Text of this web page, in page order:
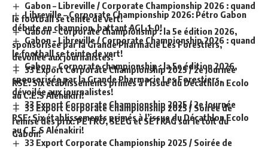
Gabon – Libreville / Corporate Championship 2026 : quand
le football se teinte de vert!
Gabon – Corporate championship : la 5e édition 2026,
sponsorisée par la Grande Pharmacie Les Forestiers,
dévoilée aux journalistes!
33 Export Corporate Championship 2025 / 2e Journée
RSE: Six établissements primés à l’issue du Décathlon Ecolo
au C.E.S Alénakiri!
33 Export Corporate Championship 2025 / Soirée de
remise des prix: PETRO, SEEG et SETRAG sur le toit du
Gabon!
Libreville – Corporate Championship 2026: Pétro Gabon
débute en champion, battant AGL 1-0!
Gabon – Libreville / Corporate Championship 2026 : quand
le football se teinte de vert!
Gabon – Corporate championship : la 5e édition 2026,
sponsorisée par la Grande Pharmacie Les Forestiers,
dévoilée aux journalistes!
33 Export Corporate Championship 2025 / 2e Journée
RSE: Six établissements primés à l’issue du Décathlon Ecolo
au C.E.S Alénakiri!
33 Export Corporate Championship 2025 / Soirée de